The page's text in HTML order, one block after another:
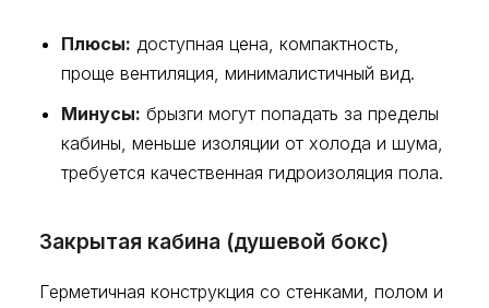
Плюсы: доступная цена, компактность,
проще вентиляция, минималистичный вид.
Минусы: брызги могут попадать за пределы
кабины, меньше изоляции от холода и шума,
требуется качественная гидроизоляция пола.
Закрытая кабина (душевой бокс)
Герметичная конструкция со стенками, полом и